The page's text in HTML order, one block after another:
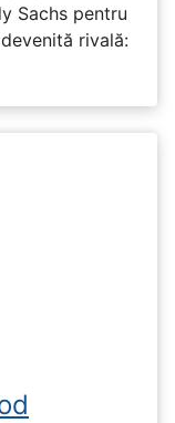
Sachs pentru
rivală: